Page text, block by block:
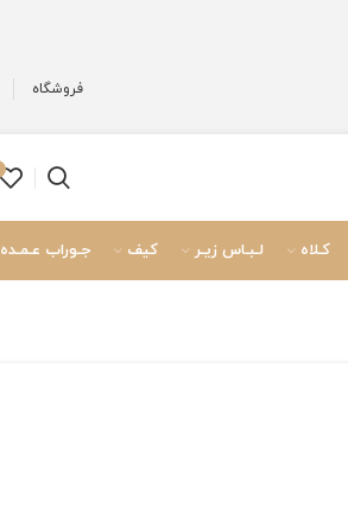
فروشگاه
کـلاه لـبـاس زیـر کیف جـوراب عـمـده